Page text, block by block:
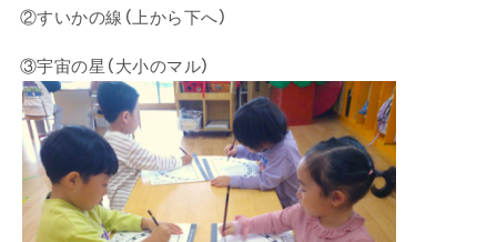
②すいかの線（上から下へ）
③宇宙の星（大小のマル）